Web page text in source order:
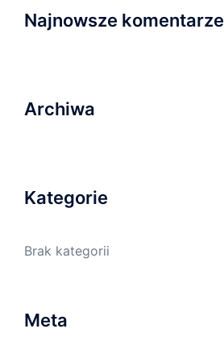
Najnowsze komentarze
Archiwa
Kategorie
Brak kategorii
Meta